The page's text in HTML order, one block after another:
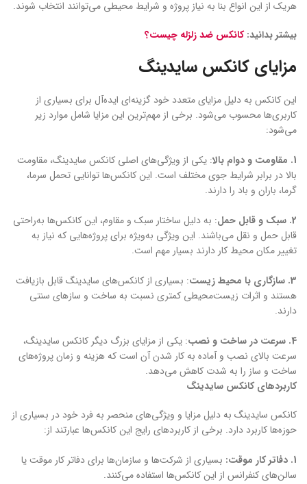
هریک از این انواع بنا به نیاز پروژه و شرایط محیطی می‌توانند انتخاب شوند.
بیشتر بدانید:کانکس ضد زلزله چیست؟
مزایای کانکس سایدینگ
این کانکس به دلیل مزایای متعدد خود گزینه‌ای ایده‌آل برای بسیاری از
کاربری‌ها محسوب می‌شود. برخی از مهم‌ترین این مزایا شامل موارد زیر
می‌شود:
1. مقاومت و دوام بالا: یکی از ویژگی‌های اصلی کانکس سایدینگ، مقاومت
بالا در برابر شرایط جوی مختلف است. این کانکس‌ها توانایی تحمل سرما،
گرما، باران و باد را دارند.
2. سبک و قابل حمل: به دلیل ساختار سبک و مقاوم، این کانکس‌ها به‌راحتی
قابل حمل و نقل می‌باشند. این ویژگی به‌ویژه برای پروژه‌هایی که نیاز به
تغییر مکان محیط کار دارند بسیار مهم است.
3. سازگاری با محیط زیست: بسیاری از کانکس‌های سایدینگ قابل بازیافت
هستند و اثرات زیست‌محیطی کمتری نسبت به ساخت و سازهای سنتی
دارند.
4. سرعت در ساخت و نصب: یکی از مزایای بزرگ دیگر کانکس سایدینگ،
سرعت بالای نصب و آماده به کار شدن آن است که هزینه و زمان پروژه‌های
ساخت و ساز را به شدت کاهش می‌دهد.
کاربردهای کانکس سایدینگ
کانکس سایدینگ به دلیل مزایا و ویژگی‌های منحصر به فرد خود در بسیاری از
حوزه‌ها کاربرد دارد. برخی از کاربردهای رایج این کانکس‌ها عبارتند از:
1. دفاتر کار موقت: بسیاری از شرکت‌ها و سازمان‌ها برای دفاتر کار موقت یا
سالن‌های کنفرانس از این کانکس‌ها استفاده می‌کنند.